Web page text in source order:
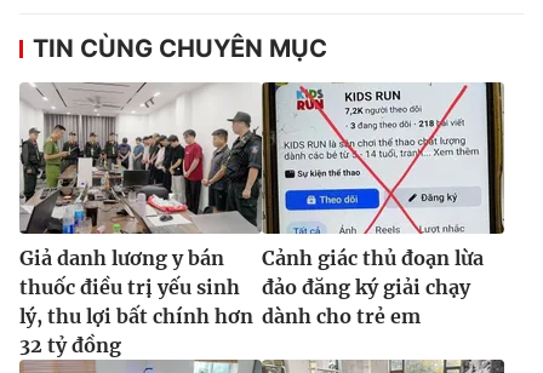
TIN CÙNG CHUYÊN MỤC
Giả danh lương y bán
thuốc điều trị yếu sinh
lý, thu lợi bất chính hơn
32 tỷ đồng
Cảnh giác thủ đoạn lừa
đảo đăng ký giải chạy
dành cho trẻ em